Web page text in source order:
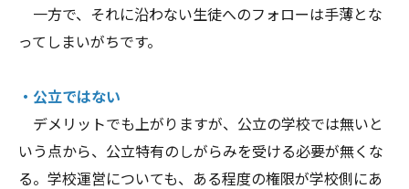
一方で、それに沿わない生徒へのフォローは手薄とな
ってしまいがちです。
・公立ではない
デメリットでも上がりますが、公立の学校では無いと
いう点から、公立特有のしがらみを受ける必要が無くな
る。学校運営についても、ある程度の権限が学校側にあ